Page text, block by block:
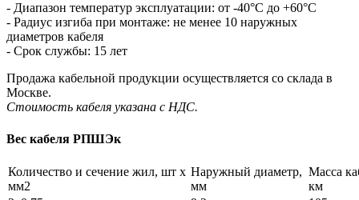
- Диапазон температур эксплуатации: от -40°С до +60°С
- Радиус изгиба при монтаже: не менее 10 наружных
диаметров кабеля
- Срок службы: 15 лет
Продажа кабельной продукции осуществляется со склада в
Москве.
Стоимость кабеля указана с НДС.
Вес кабеля РПШЭк
Количество и сечение жил, шт х
мм2
Наружный диаметр,
мм
Масса
км